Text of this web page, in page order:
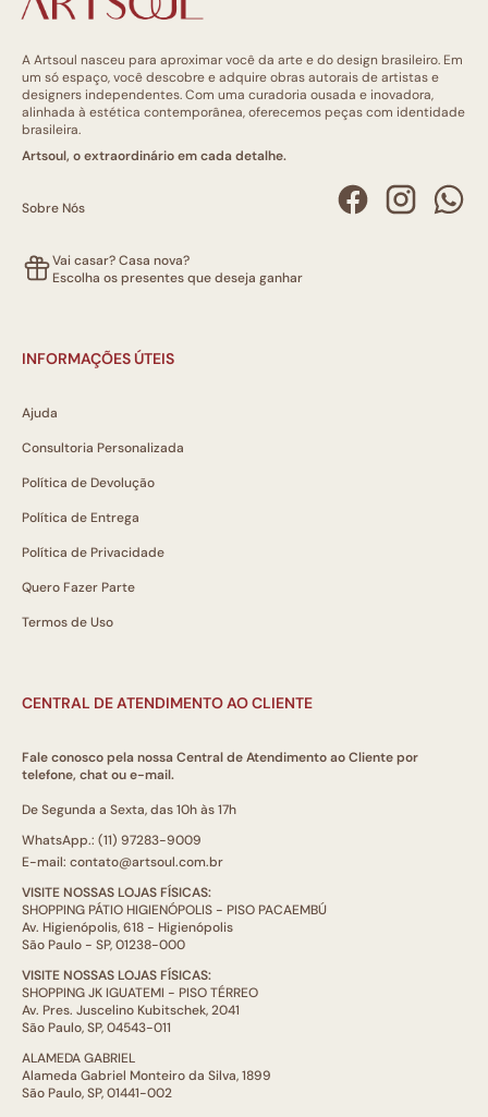
A Artsoul nasceu para aproximar você da arte e do design brasileiro. Em
um só espaço, você descobre e adquire obras autorais de artistas e
designers independentes. Com uma curadoria ousada e inovadora,
alinhada à estética contemporânea, oferecemos peças com identidade
brasileira.
Artsoul, o extraordinário em cada detalhe.
Sobre Nós
Vai casar? Casa nova?
Escolha os presentes que deseja ganhar
INFORMAÇÕES ÚTEIS
Ajuda
Consultoria Personalizada
Política de Devolução
Política de Entrega
Política de Privacidade
Quero Fazer Parte
Termos de Uso
CENTRAL DE ATENDIMENTO AO CLIENTE
Fale conosco pela nossa Central de Atendimento ao Cliente por
telefone, chat ou e-mail.
De Segunda a Sexta, das 10h às 17h
WhatsApp.: (11) 97283-9009
E-mail: contato@artsoul.com.br
VISITE NOSSAS LOJAS FÍSICAS:
SHOPPING PÁTIO HIGIENÓPOLIS - PISO PACAEMBÚ
Av. Higienópolis, 618 - Higienópolis
São Paulo - SP, 01238-000
VISITE NOSSAS LOJAS FÍSICAS:
SHOPPING JK IGUATEMI - PISO TÉRREO
Av. Pres. Juscelino Kubitschek, 2041
São Paulo, SP, 04543-011
ALAMEDA GABRIEL
Alameda Gabriel Monteiro da Silva, 1899
São Paulo, SP, 01441-002